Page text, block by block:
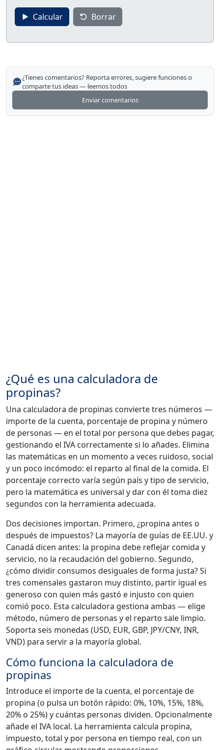
Calcular Borrar
¿Tienes comentarios? Reporta errores, sugiere funciones o
comparte tus ideas — leemos todos
Enviar comentarios
¿Qué es una calculadora de
propinas?
Una calculadora de propinas convierte tres números —
importe de la cuenta, porcentaje de propina y número
de personas — en el total por persona que debes pagar,
gestionando el IVA correctamente si lo añades. Elimina
las matemáticas en un momento a veces ruidoso, social
y un poco incómodo: el reparto al final de la comida. El
porcentaje correcto varía según país y tipo de servicio,
pero la matemática es universal y dar con él toma diez
segundos con la herramienta adecuada.
Dos decisiones importan. Primero, ¿propina antes o
después de impuestos? La mayoría de guías de EE.UU. y
Canadá dicen antes: la propina debe reflejar comida y
servicio, no la recaudación del gobierno. Segundo,
¿cómo dividir consumos desiguales de forma justa? Si
tres comensales gastaron muy distinto, partir igual es
generoso con quien más gastó e injusto con quien
comió poco. Esta calculadora gestiona ambas — elige
método, número de personas y el reparto sale limpio.
Soporta seis monedas (USD, EUR, GBP, JPY/CNY, INR,
VND) para servir a la mayoría global.
Cómo funciona la calculadora de
propinas
Introduce el importe de la cuenta, el porcentaje de
propina (o pulsa un botón rápido: 0%, 10%, 15%, 18%,
20% o 25%) y cuántas personas dividen. Opcionalmente
añade el IVA local. La herramienta calcula propina,
impuesto, total y por persona en tiempo real, con un